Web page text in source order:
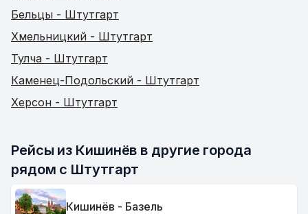
Бельцы - Штутгарт
Хмельницкий - Штутгарт
Тулча - Штутгарт
Каменец-Подольский - Штутгарт
Херсон - Штутгарт
Рейсы из Кишинёв в другие города
рядом с Штутгарт
Кишинёв - Базель